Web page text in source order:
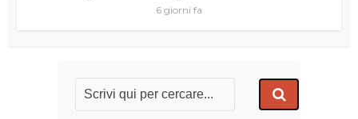
6 giorni fa